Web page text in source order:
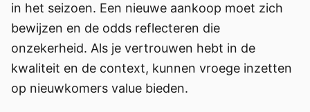
in het seizoen. Een nieuwe aankoop moet zich
bewijzen en de odds reflecteren die
onzekerheid. Als je vertrouwen hebt in de
kwaliteit en de context, kunnen vroege inzetten
op nieuwkomers value bieden.